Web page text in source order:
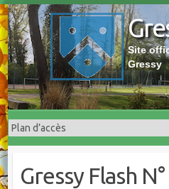
Skip
to
content
Site
Gressy
Gressy Flash